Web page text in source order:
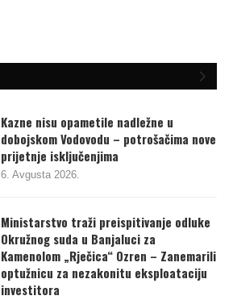
Kazne nisu opametile nadležne u
dobojskom Vodovodu – potrošačima nove
prijetnje isključenjima
6. Avgusta 2026.
Ministarstvo traži preispitivanje odluke
Okružnog suda u Banjaluci za
Kamenolom „Rječica“ Ozren – Zanemarili
optužnicu za nezakonitu eksploataciju
investitora